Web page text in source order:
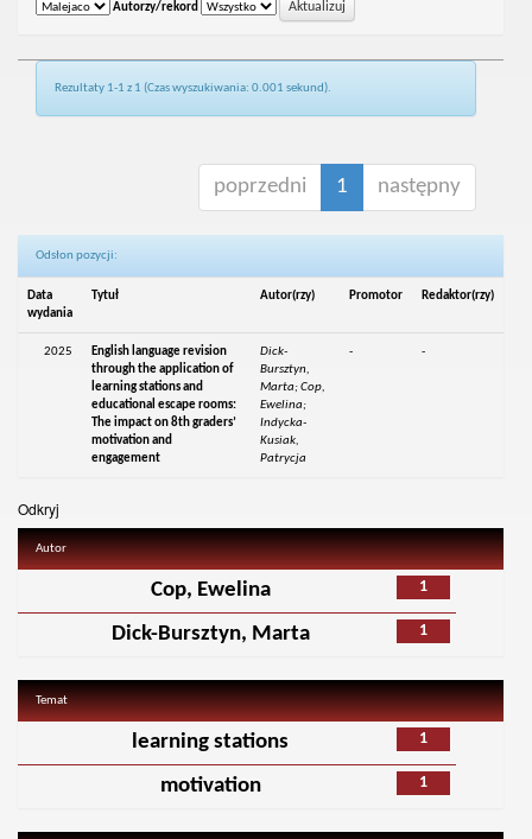
Autorzy/rekord
Rezultaty 1-1 z 1 (Czas wyszukiwania: 0.001 sekund).
poprzedni 1 następny
Odsłon pozycji:
Data
wydania
Tytuł Autor(rzy) Promotor Redaktor(rzy)
2025
English language revision
through the application of
learning stations and
educational escape rooms:
The impact on 8th graders’
motivation and
engagement
Dick-
Bursztyn,
Marta; Cop,
Ewelina;
Indycka-
Kusiak,
Patrycja
- -
Odkryj
Autor
1
Cop, Ewelina
1
Dick-Bursztyn, Marta
Temat
1
learning stations
1
motivation